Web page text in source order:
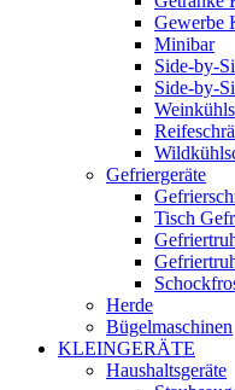
Gewerbe
Minibar
Side-by-
Side-by-
Gefriergeräte
Tisch
Herde
Bügelmaschinen
KLEINGERÄTE
Haushaltsgeräte